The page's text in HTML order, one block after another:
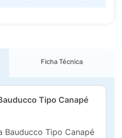
Ficha Técnica
Tipo Canapé
Bauducco Tipo Canapé